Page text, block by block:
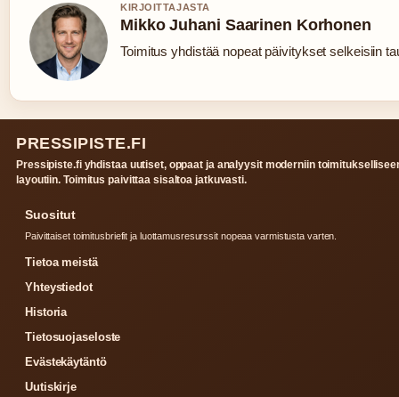
KIRJOITTAJASTA
Mikko Juhani Saarinen Korhonen
Toimitus yhdistää nopeat päivitykset selkeisiin
PRESSIPISTE.FI
Pressipiste.fi yhdistaa uutiset, oppaat ja analyysit moderniin
layoutiin. Toimitus paivittaa sisaltoa jatkuvasti.
Suositut
Paivittaiset toimitusbriefit ja luottamusresurssit nopeaa varmistusta varten.
Tietoa meistä
Yhteystiedot
Historia
Tietosuojaseloste
Evästekäytäntö
Uutiskirje